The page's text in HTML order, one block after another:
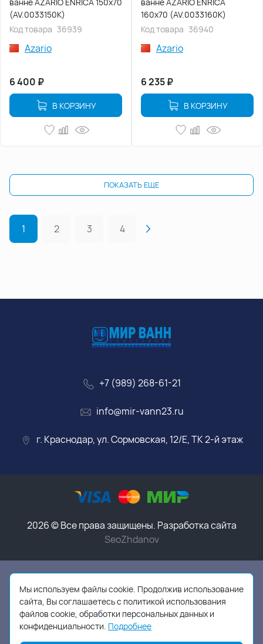
(AV.0033150K)
Код товара 36939
Azario
6 400 ₽
В КОРЗИНУ
160х70 (AV.0033160K)
Код товара 36940
Azario
6 235₽
В КОРЗИНУ
ПОКАЗАТЬ ЕЩЕ
1 2 3 4
+7 (989) 268-61-21
info@mir-vann23.ru
г. Краснодар, ул. Сормовская, 12/Е, ТК 2-й этаж
2026 © Все права защищены. Разработка сайта
SeoZhdanov
Данный интернет-магазин носит исключительно
информационный характер и ни при каких условиях
информационные материалы, размеры, фото и цены
сайта не являются публичной офертой, в соответствии
с пунктом 2 статьи 437 ГК РФ
Мы используем файлы cookie. Продолжив использование
сайта, Вы соглашаетесь с политикой использования
файлов cookie, обработки персональных данных и
конфиденциальности. Подробнее